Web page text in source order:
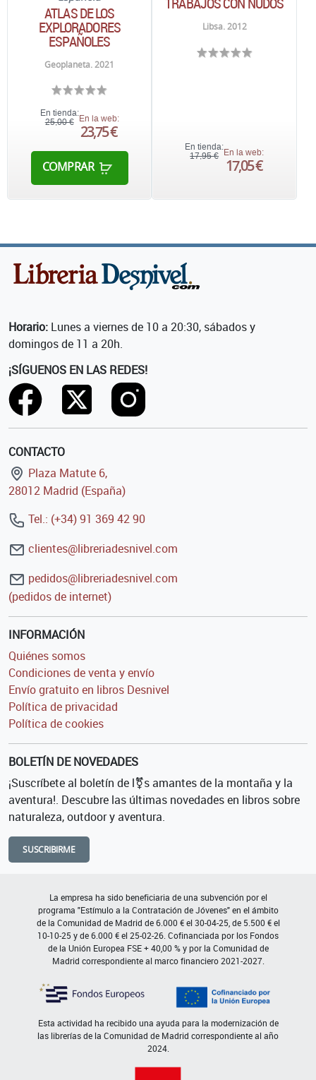
ATLAS DE LOS
EXPLORADORES
ESPAÑOLES
Geoplaneta. 2021
En tienda:
25,00 € En la web:
23,75 €
COMPRAR
Libsa. 2012
En tienda:
17,95 € En la web:
17,05 €
Horario: Lunes a viernes de 10 a 20:30, sábados y
domingos de 11 a 20h.
¡SÍGUENOS EN LAS REDES!
CONTACTO
Plaza Matute 6,
28012 Madrid (España)
Tel.: (+34) 91 369 42 90
clientes@libreriadesnivel.com
pedidos@libreriadesnivel.com
(pedidos de internet)
INFORMACIÓN
Quiénes somos
Condiciones de venta y envío
Envío gratuito en libros Desnivel
Política de privacidad
Política de cookies
BOLETÍN DE NOVEDADES
¡Suscríbete al boletín de l⚧s amantes de la montaña y la
aventura!. Descubre las últimas novedades en libros sobre
naturaleza, outdoor y aventura.
SUSCRIBIRME
La empresa ha sido beneficiaria de una subvención por el
programa "Estímulo a la Contratación de Jóvenes" en el ámbito
de la Comunidad de Madrid de 6.000 € el 30-04-25, de 5.500 € el
10-10-25 y de 6.000 € el 25-02-26. Cofinanciada por los Fondos
de la Unión Europea FSE + 40,00 % y por la Comunidad de
Madrid correspondiente al marco financiero 2021-2027.
Esta actividad ha recibido una ayuda para la modernización de
las librerías de la Comunidad de Madrid correspondiente al año
2024.